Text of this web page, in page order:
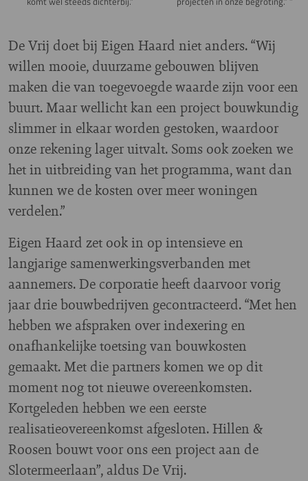
De Vrij doet bij Eigen Haard niet anders. “Wij
willen mooie, duurzame gebouwen blijven
maken die van toegevoegde waarde zijn voor een
buurt. Maar wellicht kan een project bouwkundig
slimmer in elkaar worden gestoken, waardoor
onze rekening lager uitvalt. Soms ook zoeken we
het in uitbreiding van het programma, want dan
kunnen we de kosten over meer woningen
verdelen.”
Eigen Haard zet ook in op intensieve en
langjarige samenwerkingsverbanden met
aannemers. De corporatie heeft daarvoor vorig
jaar drie bouwbedrijven gecontracteerd. “Met hen
hebben we afspraken over indexering en
onafhankelijke toetsing van bouwkosten
gemaakt. Met die partners komen we op dit
moment nog tot nieuwe overeenkomsten.
Kortgeleden hebben we een eerste
realisatieovereenkomst afgesloten. Hillen &
Roosen bouwt voor ons een project aan de
Slotermeerlaan”, aldus De Vrij.